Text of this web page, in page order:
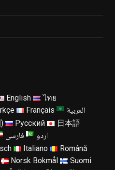
English
ไทย
Français العربية
Русский
日本語
فارسی اردو
Italiano
Română
Norsk Bokmål
Suomi